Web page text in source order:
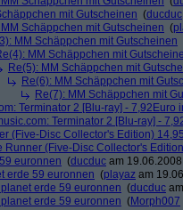
mit Gutscheinen (ducduc
Schäppchen mit Gutscheinen (
MM Schäppchen mit Gutscheinen
MM Schäppchen mit
Re(5): MM Schäppchen mit
Re(6): MM Schäppchen mit
Re(7): MM Schäppchen mit
Terminator 2 [Blu-ray] - 7,92Euro
Terminator 2 [Blu-ray] -
(Five-Disc Collector's Edition)
Runner (Five-Disc Collector's
euronnen (ducduc am
erde 59 euronnen (playaz am
planet erde 59 euronnen (ducduc
planet erde 59 euronnen (Morph007